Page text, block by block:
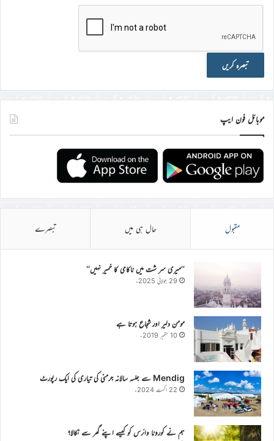
موبائل فون ایپ
مقبول حال ہی میں تبصرے
’’میری سر شت میں ناکامی کا خمیر نہیں‘‘
29 جولائی 2025ء
مومن دلیر اور شجاع ہوتا ہے
10 ستمبر 2019ء
Mendig سے جلسہ سالانہ جرمنی کی تیاری کی ایک رپورٹ
22 اگست 2024ء
ہم نے کورونا وائرس کو کیسے اپنے گھر سے نکالا؟